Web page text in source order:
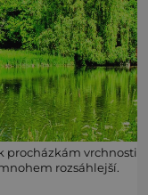
procházkám vrchnosti
rozsáhlejší.